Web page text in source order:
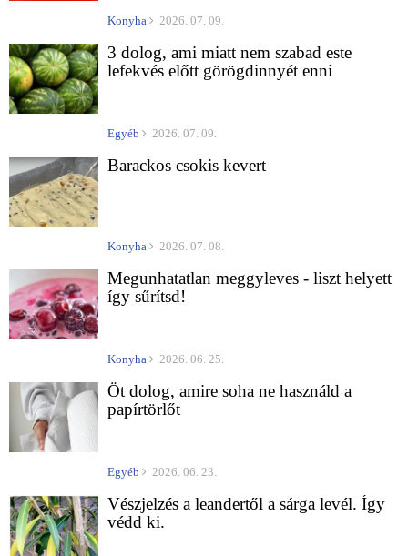
Konyha 2026. 07. 09.
3 dolog, ami miatt nem szabad este
lefekvés előtt görögdinnyét enni
Egyéb 2026. 07. 09.
Barackos csokis kevert
Konyha 2026. 07. 08.
Megunhatatlan meggyleves - liszt helyett
így sűrítsd!
Konyha 2026. 06. 25.
Öt dolog, amire soha ne használd a
papírtörlőt
Egyéb 2026. 06. 23.
Vészjelzés a leandertől a sárga levél. Így
védd ki.